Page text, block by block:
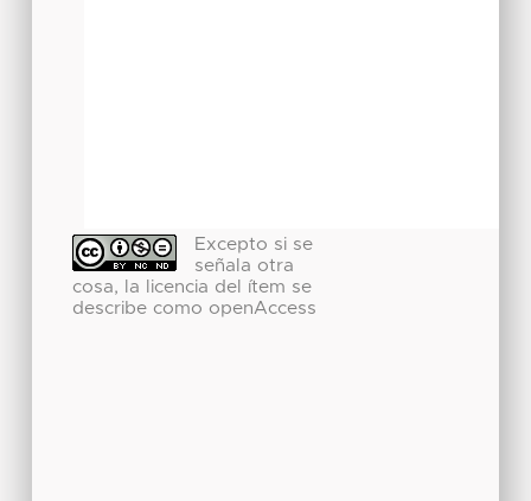
Excepto si se
señala otra
cosa, la licencia del ítem se
describe como openAccess